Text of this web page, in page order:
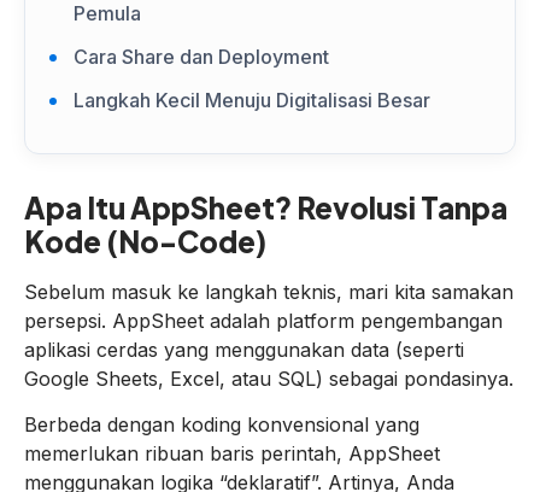
Pemula
Cara Share dan Deployment
Langkah Kecil Menuju Digitalisasi Besar
Apa Itu AppSheet? Revolusi Tanpa
Kode (No-Code)
Sebelum masuk ke langkah teknis, mari kita samakan
persepsi. AppSheet adalah platform pengembangan
aplikasi cerdas yang menggunakan data (seperti
Google Sheets, Excel, atau SQL) sebagai pondasinya.
Berbeda dengan koding konvensional yang
memerlukan ribuan baris perintah, AppSheet
menggunakan logika “deklaratif”. Artinya, Anda